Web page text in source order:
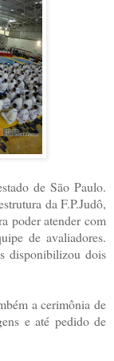
de São Paulo.
da F.P.Judô,
poder atender com
de avaliadores.
disponibilizou dois
a cerimônia de
e até pedido de